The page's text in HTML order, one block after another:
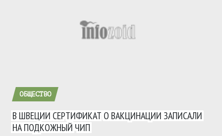
ОБЩЕСТВО
В ШВЕЦИИ СЕРТИФИКАТ О ВАКЦИНАЦИИ ЗАПИСАЛИ
НА ПОДКОЖНЫЙ ЧИП